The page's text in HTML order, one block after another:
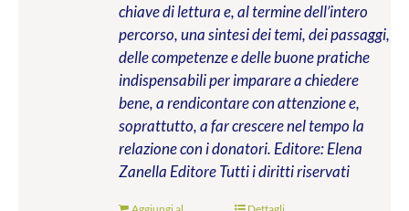
chiave di lettura e, al termine dell’intero
percorso, una sintesi dei temi, dei passaggi,
delle competenze e delle buone pratiche
indispensabili per imparare a chiedere
bene, a rendicontare con attenzione e,
soprattutto, a far crescere nel tempo la
relazione con i donatori. Editore: Elena
Zanella EditoreTutti i diritti riservati